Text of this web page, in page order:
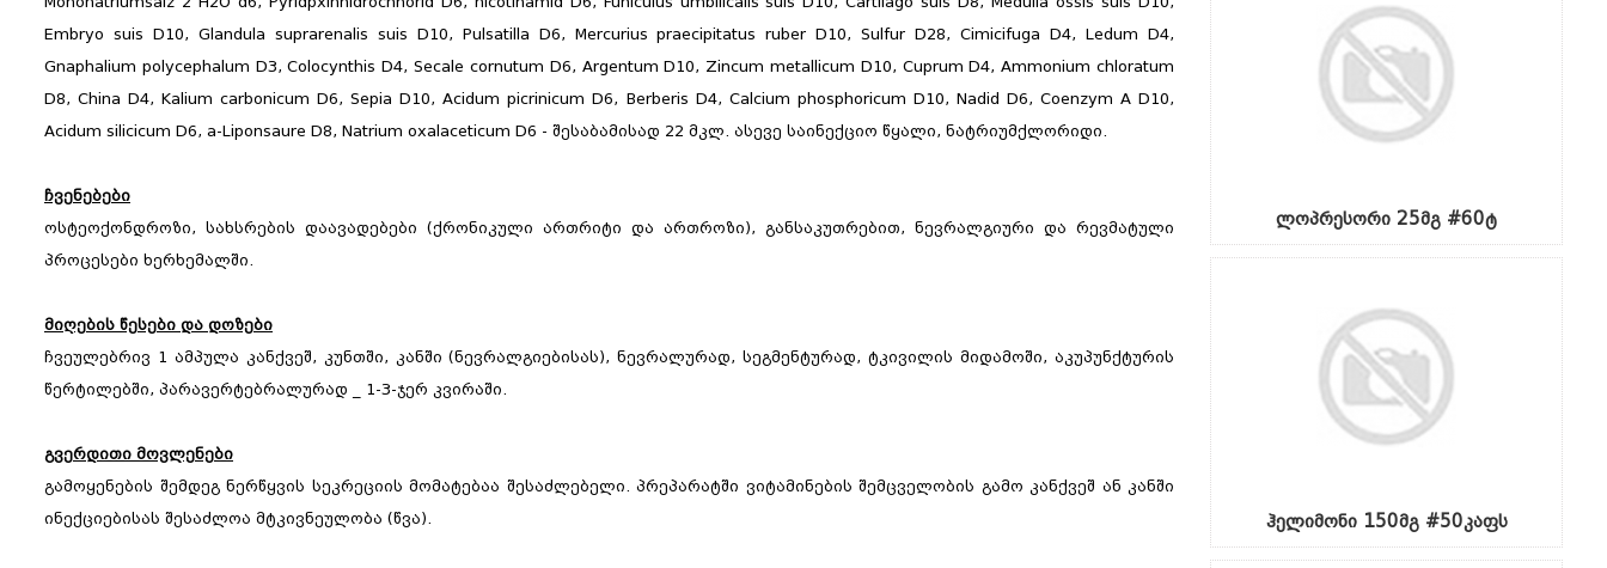
Embryo suis D10, Glandula suprarenalis suis D10, Pulsatilla D6, Mercurius praecipitatus ruber D10, Sulfur D28, Cimicifuga D4, Ledum D4,
Gnaphalium polycephalum D3, Colocynthis D4, Secale cornutum D6, Argentum D10, Zincum metallicum D10, Cuprum D4, Ammonium chloratum
D8, China D4, Kalium carbonicum D6, Sepia D10, Acidum picrinicum D6, Berberis D4, Calcium phosphoricum D10, Nadid D6, Coenzym A D10,
Acidum silicicum D6, a-Liponsaure D8, Natrium oxalaceticum D6 - შესაბამისად 22 მკლ. ასევე საინექციო წყალი, ნატრიუმქლორიდი.
ჩვენებები
ოსტეოქონდროზი, სახსრების დაავადებები (ქრონიკული ართრიტი და ართროზი), განსაკუთრებით, ნევრალგიური და რევმატული
პროცესები ხერხემალში.
მიღების წესები და დოზები
ჩვეულებრივ 1 ამპულა კანქვეშ, კუნთში, კანში (ნევრალგიებისას), ნევრალურად, სეგმენტურად, ტკივილის მიდამოში, აკუპუნქტურის
წერტილებში, პარავერტებრალურად _ 1-3-ჯერ კვირაში.
გვერდითი მოვლენები
გამოყენების შემდეგ ნერწყვის სეკრეციის მომატებაა შესაძლებელი. პრეპარატში ვიტამინების შემცველობის გამო კანქვეშ ან კანში
ინექციებისას შესაძლოა მტკივნეულობა (წვა).
ლოპრესორი 25მგ #60ტ
ჰელიმონი 150მგ #50კაფს